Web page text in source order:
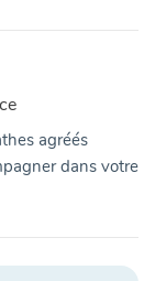
agréés
dans votre